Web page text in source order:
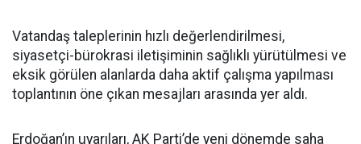
Vatandaş taleplerinin hızlı değerlendirilmesi,
siyasetçi-bürokrasi iletişiminin sağlıklı yürütülmesi ve
eksik görülen alanlarda daha aktif çalışma yapılması
toplantının öne çıkan mesajları arasında yer aldı.
Erdoğan’ın uyarıları, AK Parti’de yeni dönemde saha